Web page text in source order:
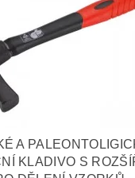
A
KLADIVO S